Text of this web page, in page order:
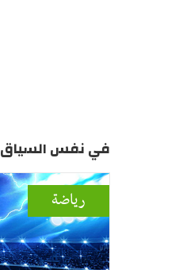
في نفس السياق
رياضة